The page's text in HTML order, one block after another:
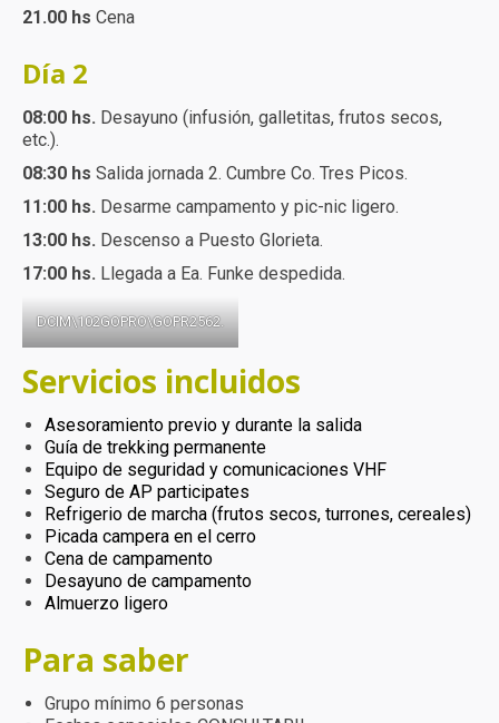
21.00 hs Cena
Día 2
08:00 hs. Desayuno (infusión, galletitas, frutos secos,
etc.).
08:30 hs Salida jornada 2. Cumbre Co. Tres Picos.
11:00 hs. Desarme campamento y pic-nic ligero.
13:00 hs. Descenso a Puesto Glorieta.
17:00 hs. Llegada a Ea. Funke despedida.
DCIM\102GOPRO\GOPR2562.
Servicios incluidos
Asesoramiento previo y durante la salida
Guía de trekking permanente
Equipo de seguridad y comunicaciones VHF
Seguro de AP participates
Refrigerio de marcha (frutos secos, turrones, cereales)
Picada campera en el cerro
Cena de campamento
Desayuno de campamento
Almuerzo ligero
Para saber
Grupo mínimo 6 personas